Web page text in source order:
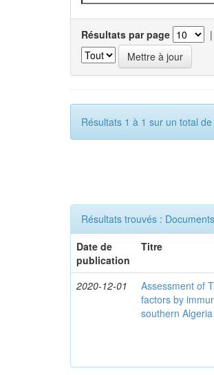
Résultats par page |
Résultats 1 à 1 sur un total de
Résultats trouvés : Documents
Date de
publication
Titre
2020-12-01
Assessment of
factors by
southern Algeria